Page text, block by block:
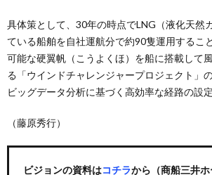
具体策として、30年の時点でLNG（液化天然
ている船舶を自社運航分で約90隻運用するこ
可能な硬翼帆（こうよくほ）を船に搭載して
る「ウインドチャレンジャープロジェクト」
ビッグデータ分析に基づく高効率な経路の設
（藤原秀行）
ビジョンの資料はコチラから（商船三井ホ